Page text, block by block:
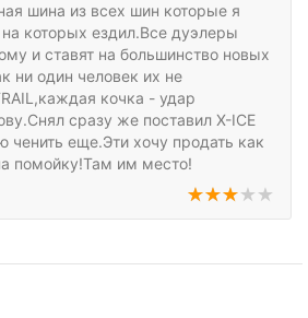
шина из всех шин которые я
которых ездил.Все дуэлеры
и ставят на большинство новых
ни один человек их не
кочка - удар
сразу же поставил X-ICE
ченить еще.Эти хочу продать как
помойку!Там им место!